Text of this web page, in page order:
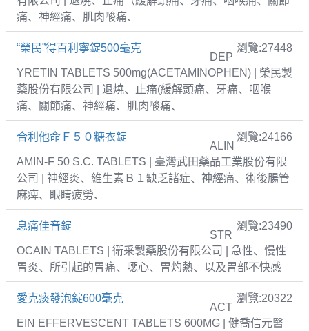
痛、神經痛、肌肉酸痛、
“榮民”得百利寧錠500毫克 瀏覽:27448
DEP
YRETIN TABLETS 500mg(ACETAMINOPHEN) | 榮民製
藥股份有限公司 | 退燒、止痛(緩解頭痛、牙痛、咽喉
痛、關節痛、神經痛、肌肉酸痛、
合利他命Ｆ５０糖衣錠 瀏覽:24166
ALIN
AMIN-F 50 S.C. TABLETS | 臺灣武田藥品工業股份有限
公司 | 神經炎、維生素Ｂ１缺乏諸症、神經痛、術後腸管
麻痺、眼睛疲勞、
息痛佳音錠 瀏覽:23490
STR
OCAIN TABLETS | 衛采製藥股份有限公司 | 急性、慢性
胃炎、所引起的胃痛、噁心、胃灼熱、以及胃部不快感
愛克痰發泡錠600毫克 瀏覽:20322
ACT
EIN EFFERVESCENT TABLETS 600MG | 健喬信元醫